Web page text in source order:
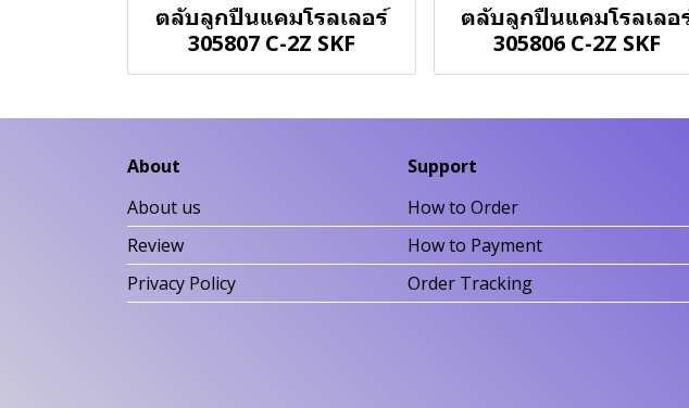
ตลับลูกปืนแคมโรลเลอร์
305807 C-2Z SKF
ตลับลูกปืนแคมโรลเลอ
305806 C-2Z SKF
About
About us
Review
Privacy Policy
Support
How to Order
How to Payment
Order Tracking